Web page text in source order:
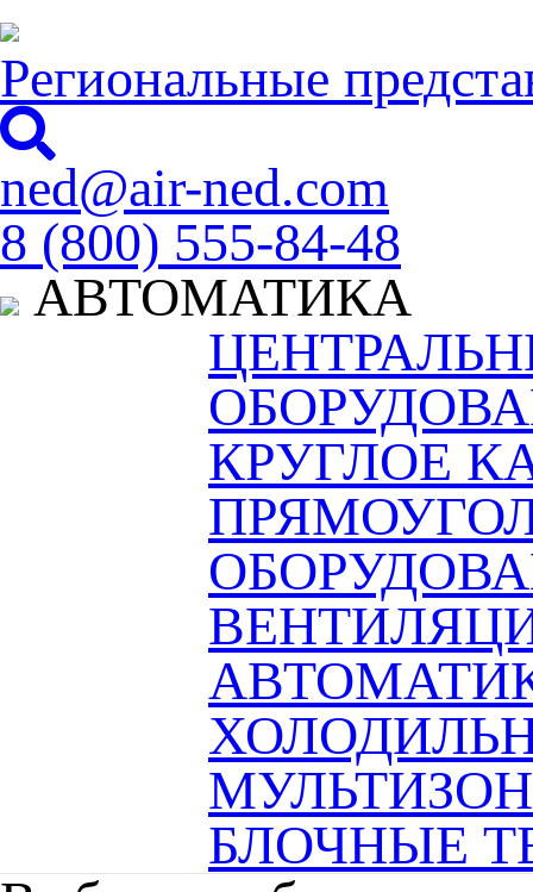
Региональные
ned@air-ned.com
8 (800) 555-84-48
АВТОМАТИКА
КРУГЛОЕ
БЛОЧНЫЕ